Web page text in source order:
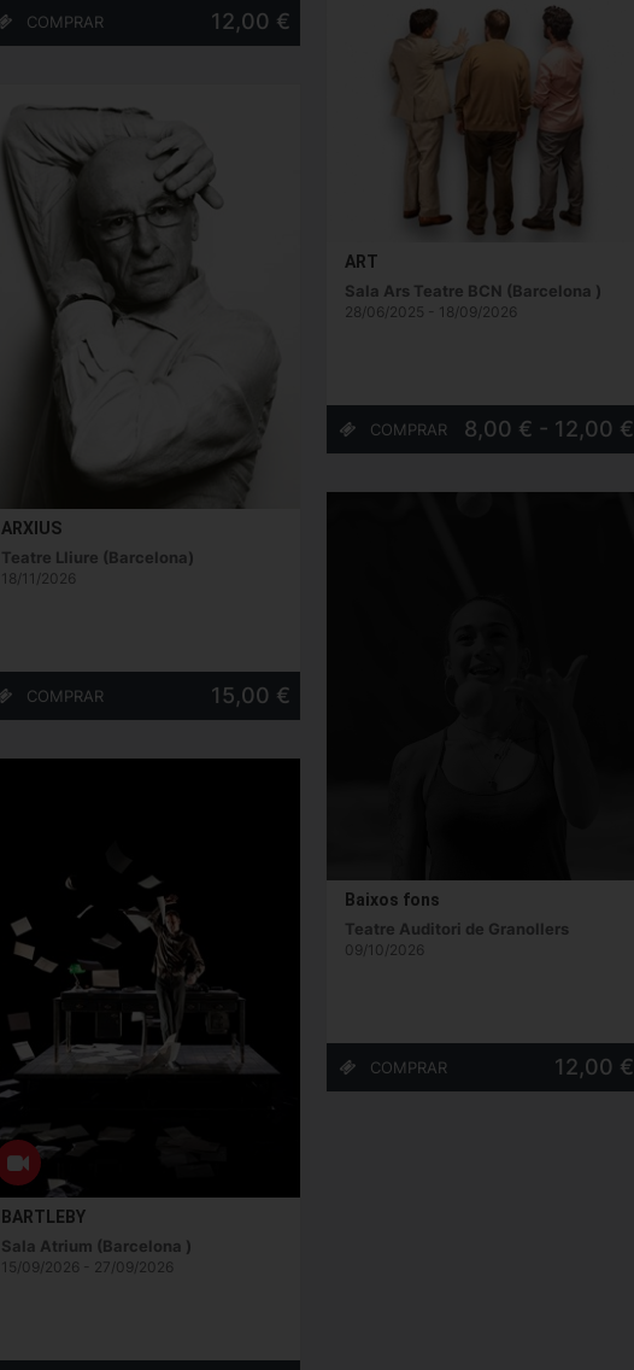
12,00 €
ART
Sala Ars Teatre BCN (Barcelona )
28/06/2025 - 18/09/2026
8,00 € - 12,00 €
ARXIUS
Teatre Lliure (Barcelona)
18/11/2026
15,00 €
Baixos fons
Teatre Auditori de Granollers
09/10/2026
12,00 €
BARTLEBY
Sala Atrium (Barcelona )
15/09/2026 - 27/09/2026